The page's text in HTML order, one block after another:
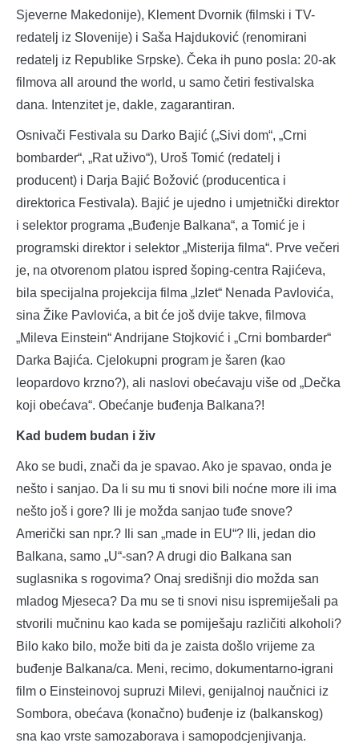
Sjeverne Makedonije), Klement Dvornik (filmski i TV-
redatelj iz Slovenije) i Saša Hajduković (renomirani
redatelj iz Republike Srpske). Čeka ih puno posla: 20-ak
filmova all around the world, u samo četiri festivalska
dana. Intenzitet je, dakle, zagarantiran.
Osnivači Festivala su Darko Bajić („Sivi dom“, „Crni
bombarder“, „Rat uživo“), Uroš Tomić (redatelj i
producent) i Darja Bajić Božović (producentica i
direktorica Festivala). Bajić je ujedno i umjetnički direktor
i selektor programa „Buđenje Balkana“, a Tomić je i
programski direktor i selektor „Misterija filma“. Prve večeri
je, na otvorenom platou ispred šoping-centra Rajićeva,
bila specijalna projekcija filma „Izlet“ Nenada Pavlovića,
sina Žike Pavlovića, a bit će još dvije takve, filmova
„Mileva Einstein“ Andrijane Stojković i „Crni bombarder“
Darka Bajića. Cjelokupni program je šaren (kao
leopardovo krzno?), ali naslovi obećavaju više od „Dečka
koji obećava“. Obećanje buđenja Balkana?!
Kad budem budan i živ
Ako se budi, znači da je spavao. Ako je spavao, onda je
nešto i sanjao. Da li su mu ti snovi bili noćne more ili ima
nešto još i gore? Ili je možda sanjao tuđe snove?
Američki san npr.? Ili san „made in EU“? Ili, jedan dio
Balkana, samo „U“-san? A drugi dio Balkana san
suglasnika s rogovima? Onaj središnji dio možda san
mladog Mjeseca? Da mu se ti snovi nisu ispremiješali pa
stvorili mučninu kao kada se pomiješaju različiti alkoholi?
Bilo kako bilo, može biti da je zaista došlo vrijeme za
buđenje Balkana/ca. Meni, recimo, dokumentarno-igrani
film o Einsteinovoj supruzi Milevi, genijalnoj naučnici iz
Sombora, obećava (konačno) buđenje iz (balkanskog)
sna kao vrste samozaborava i samopodcjenjivanja.